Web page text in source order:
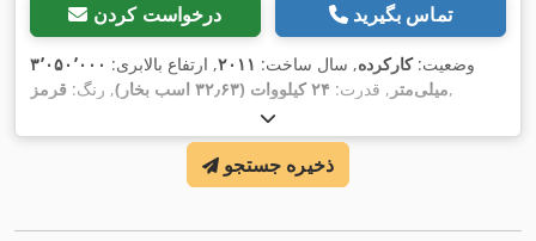
درخواست کردن تماس بگیرید
وضعیت:کارکرده, سال ساخت: ۲۰۱۱, ارتفاع بالابری: ۳٬۰۵۰٬۰۰۰
میلی‌متر , قدرت: ۲۴ کیلووات (۳۲٫۶۳ اسب بخار) , رنگ: قرمز ,
ذخیره جستجو